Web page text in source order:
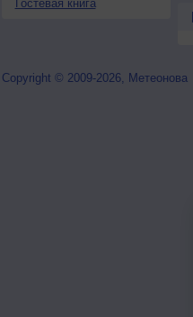
Гостевая книга
Copyright © 2009-2026, Метеонова